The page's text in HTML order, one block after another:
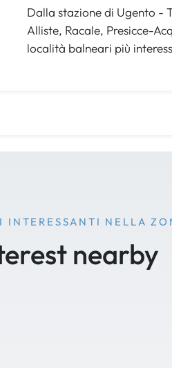
Dalla stazione di Ugento -
Alliste, Racale, Presicce-
località balneari più
INTERESSANTI NELLA
nearby